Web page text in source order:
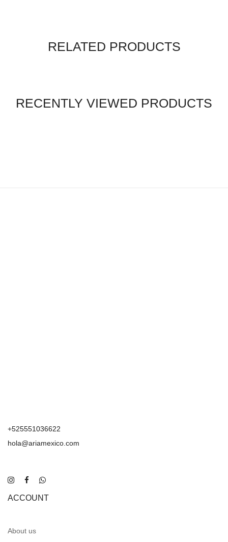
RELATED PRODUCTS
RECENTLY VIEWED PRODUCTS
+525551036622
hola@ariamexico.com
ACCOUNT
About us